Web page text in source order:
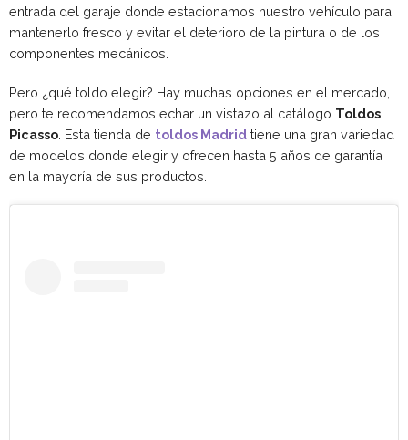
entrada del garaje donde estacionamos nuestro vehículo para
mantenerlo fresco y evitar el deterioro de la pintura o de los
componentes mecánicos.
Pero ¿qué toldo elegir? Hay muchas opciones en el mercado,
pero te recomendamos echar un vistazo al catálogo Toldos
Picasso . Esta tienda de toldos Madrid tiene una gran variedad
de modelos donde elegir y ofrecen hasta 5 años de garantía
en la mayoría de sus productos.